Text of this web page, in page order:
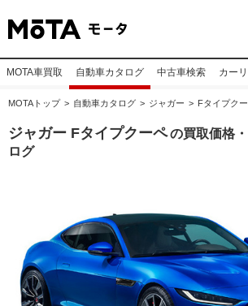
MOTA車買取 自動車カタログ 中古車検索 カー
MOTAトップ 自動車カタログ ジャガー Fタイプク
ジャガー Fタイプクーペの買取価格
ログ